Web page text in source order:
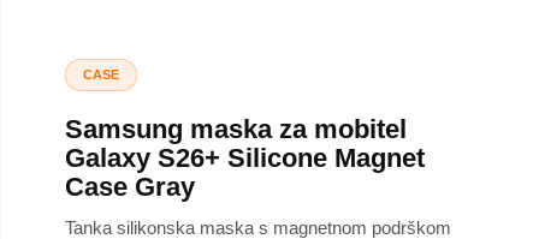
CASE
Samsung maska za mobitel
Galaxy S26+ Silicone Magnet
Case Gray
Tanka silikonska maska s magnetnom podrškom